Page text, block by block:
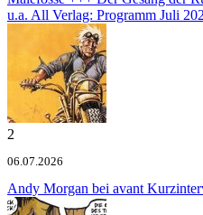
u.a. All Verlag: Programm Juli
2
06.07.2026
Andy Morgan bei avant